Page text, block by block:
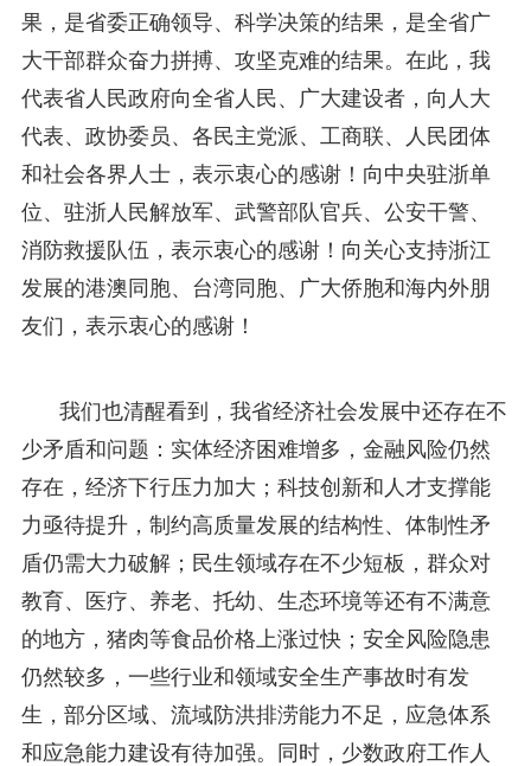
果，是省委正确领导、科学决策的结果，是全省广
大干部群众奋力拼搏、攻坚克难的结果。在此，我
代表省人民政府向全省人民、广大建设者，向人大
代表、政协委员、各民主党派、工商联、人民团体
和社会各界人士，表示衷心的感谢！向中央驻浙单
位、驻浙人民解放军、武警部队官兵、公安干警、
消防救援队伍，表示衷心的感谢！向关心支持浙江
发展的港澳同胞、台湾同胞、广大侨胞和海内外朋
友们，表示衷心的感谢！
我们也清醒看到，我省经济社会发展中还存在不
少矛盾和问题：实体经济困难增多，金融风险仍然
存在，经济下行压力加大；科技创新和人才支撑能
力亟待提升，制约高质量发展的结构性、体制性矛
盾仍需大力破解；民生领域存在不少短板，群众对
教育、医疗、养老、托幼、生态环境等还有不满意
的地方，猪肉等食品价格上涨过快；安全风险隐患
仍然较多，一些行业和领域安全生产事故时有发
生，部分区域、流域防洪排涝能力不足，应急体系
和应急能力建设有待加强。同时，少数政府工作人